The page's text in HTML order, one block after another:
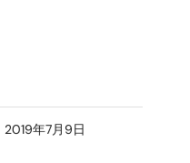
2019年7月9日